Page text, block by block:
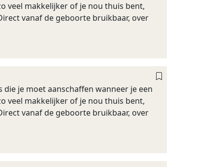
veel makkelijker of je nou thuis bent,
vanaf de geboorte bruikbaar, over
je moet aanschaffen wanneer je een
veel makkelijker of je nou thuis bent,
vanaf de geboorte bruikbaar, over